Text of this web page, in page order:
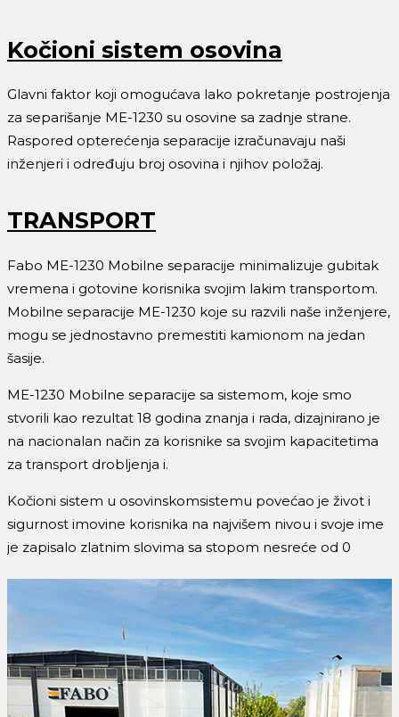
Kočioni sistem osovina
Glavni faktor koji omogućava lako pokretanje postrojenja
za separišanje ME-1230 su osovine sa zadnje strane.
Raspored opterećenja separacije izračunavaju naši
inženjeri i određuju broj osovina i njihov položaj.
TRANSPORT
Fabo ME-1230 Mobilne separacije minimalizuje gubitak
vremena i gotovine korisnika svojim lakim transportom.
Mobilne separacije ME-1230 koje su razvili naše inženjere,
mogu se jednostavno premestiti kamionom na jedan
šasije.
ME-1230 Mobilne separacije sa sistemom, koje smo
stvorili kao rezultat 18 godina znanja i rada, dizajnirano je
na nacionalan način za korisnike sa svojim kapacitetima
za transport drobljenja i.
Kočioni sistem u osovinskomsistemu povećao je život i
sigurnost imovine korisnika na najvišem nivou i svoje ime
je zapisalo zlatnim slovima sa stopom nesreće od 0